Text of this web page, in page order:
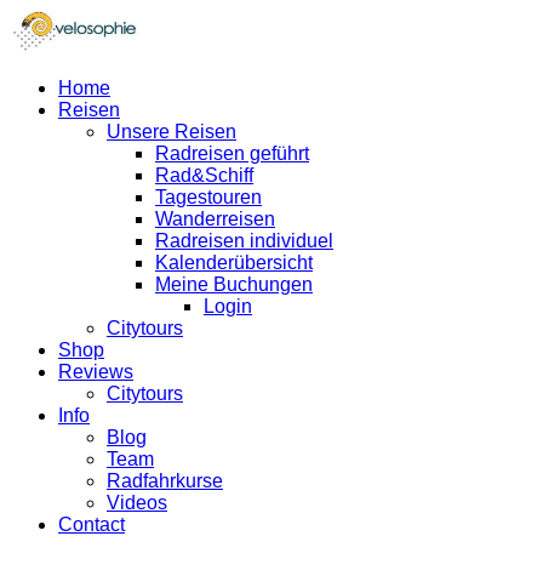
Home
Reisen
Unsere Reisen
Radreisen geführt
Rad&Schiff
Tagestouren
Wanderreisen
Radreisen individuel
Kalenderübersicht
Meine Buchungen
Login
Citytours
Shop
Reviews
Citytours
Info
Blog
Team
Radfahrkurse
Videos
Contact